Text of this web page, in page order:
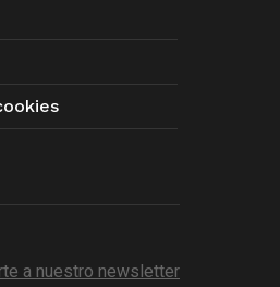
a nuestro newsletter